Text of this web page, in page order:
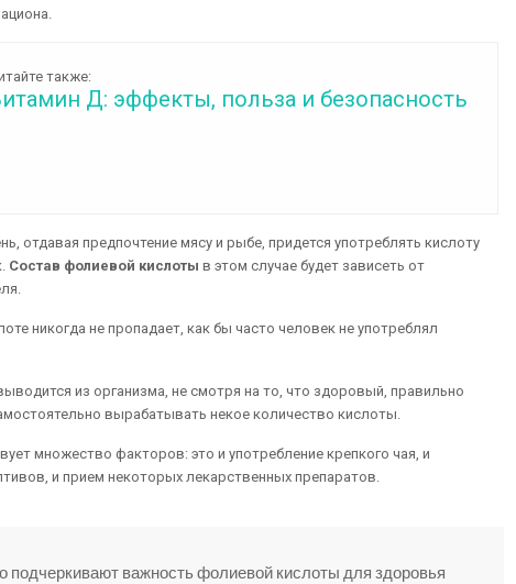
также:
Д: эффекты, польза и безопасность
отдавая предпочтение мясу и рыбе, придется употреблять кислоту
Состав фолиевой кислоты в этом случае будет зависеть от
никогда не пропадает, как бы часто человек не употреблял
из организма, не смотря на то, что здоровый, правильно
вырабатывать некое количество кислоты.
множество факторов: это и употребление крепкого чая, и
и прием некоторых лекарственных препаратов.
подчеркивают важность фолиевой кислоты для здоровья